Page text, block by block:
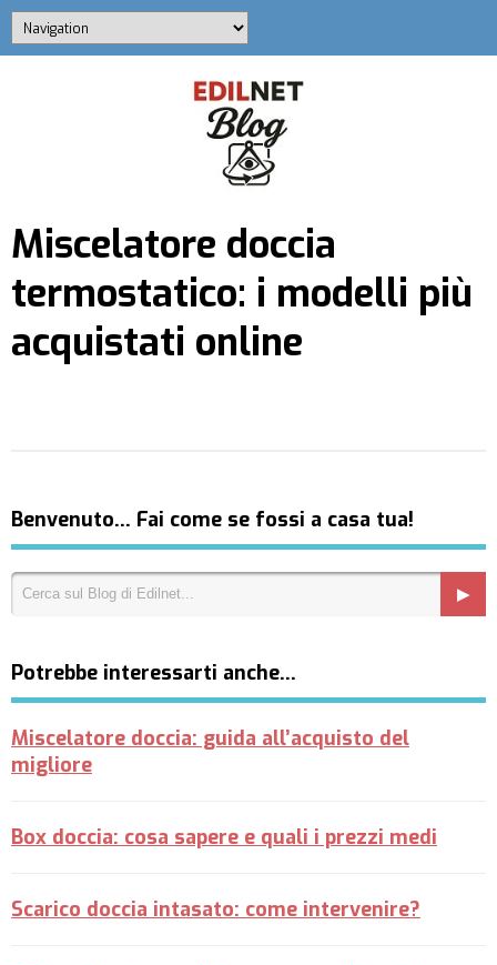
Miscelatore doccia
termostatico: i modelli più
acquistati online
Benvenuto… Fai come se fossi a casa tua!
Potrebbe interessarti anche…
Miscelatore doccia: guida all’acquisto del
migliore
Box doccia: cosa sapere e quali i prezzi medi
Scarico doccia intasato: come intervenire?